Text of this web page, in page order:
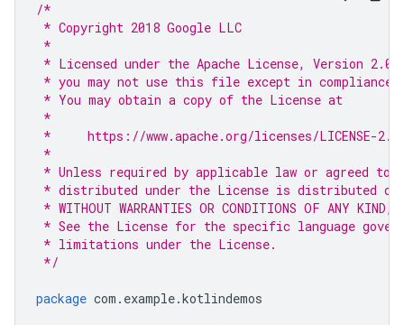
/*
* Copyright 2018 Google LLC
*
* Licensed under the Apache License, Version
* you may not use this file except in compliance
* You may obtain a copy of the License at
*
*     https://www.apache.org/licenses/LICENSE-2.0
*
* Unless required by applicable law or agreed
* distributed under the License is distributed on
* WITHOUT WARRANTIES OR CONDITIONS OF ANY
* See the License for the specific language
* limitations under the License.
*/
package com . example.kotlindemos